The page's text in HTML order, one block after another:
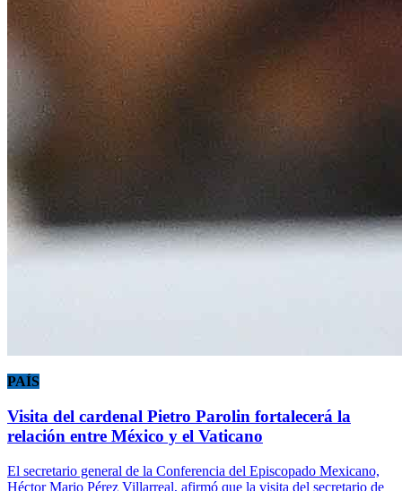
PAÍS
Visita del cardenal Pietro Parolin fortalecerá la
relación entre México y el Vaticano
El secretario general de la Conferencia del Episcopado Mexicano,
Héctor Mario Pérez Villarreal, afirmó que la visita del secretario de